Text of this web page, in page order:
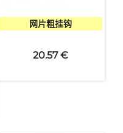
快速查看
网片粗挂钩
20.57 €